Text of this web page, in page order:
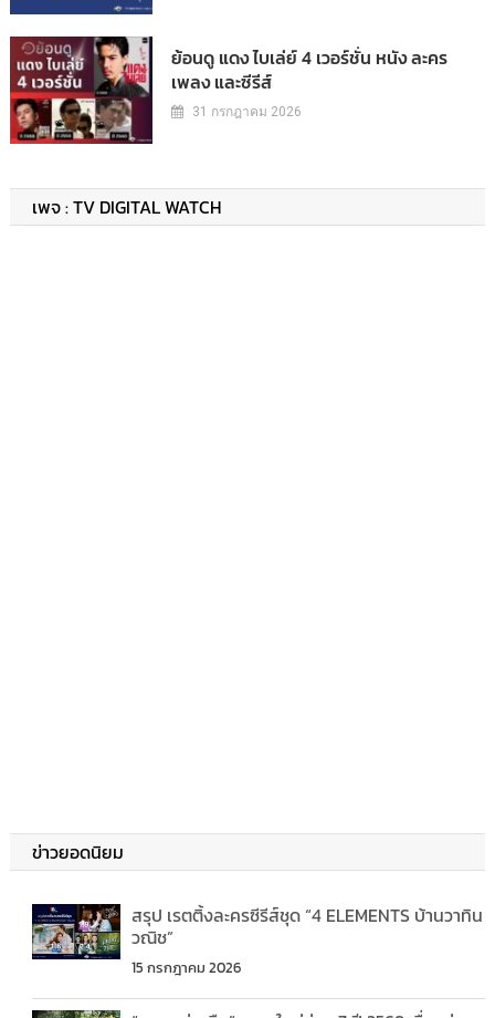
ย้อนดู แดง ไบเล่ย์ 4 เวอร์ชั่น หนัง ละคร
เพลง และซีรีส์
31 กรกฎาคม 2026
เพจ : TV DIGITAL WATCH
ข่าวยอดนิยม
สรุป เรตติ้งละครซีรีส์ชุด “4 ELEMENTS บ้านวาทิน
วณิช”
15 กรกฎาคม 2026